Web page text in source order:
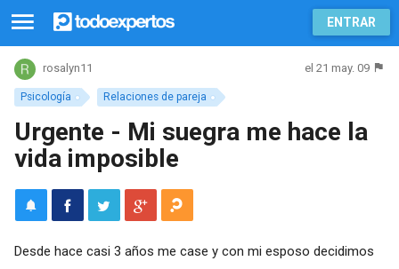
ENTRAR
Psicología Relaciones de pareja
rosalyn11 el 21 may. 09
Urgente - Mi suegra me hace la
vida imposible
Desde hace casi 3 años me case y con mi esposo decidimos